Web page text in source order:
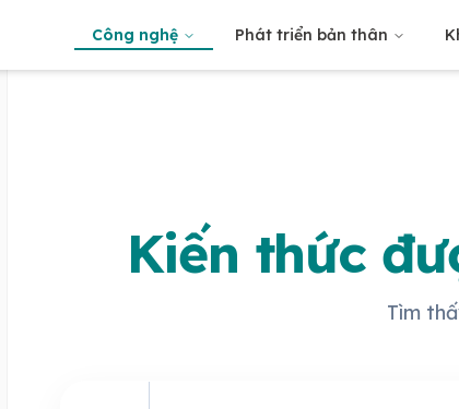
Công nghệ Phát triển bản thân
Kiến thức
Tìm